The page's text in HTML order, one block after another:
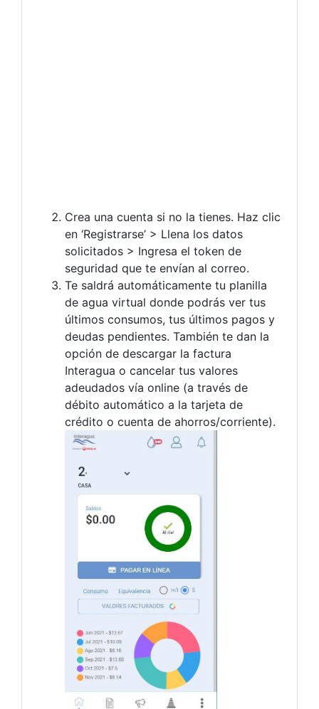
Crea una cuenta si no la tienes. Haz clic
en ‘Registrarse’ > Llena los datos
solicitados > Ingresa el token de
seguridad que te envían al correo.
Te saldrá automáticamente tu planilla
de agua virtual donde podrás ver tus
últimos consumos, tus últimos pagos y
deudas pendientes. También te dan la
opción de descargar la factura
Interagua o cancelar tus valores
adeudados vía online (a través de
débito automático a la tarjeta de
crédito o cuenta de ahorros/corriente).